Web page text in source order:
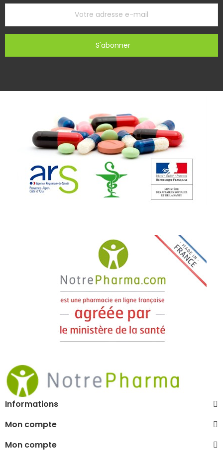
S'abonner
Informations
Mon compte
Mon compte